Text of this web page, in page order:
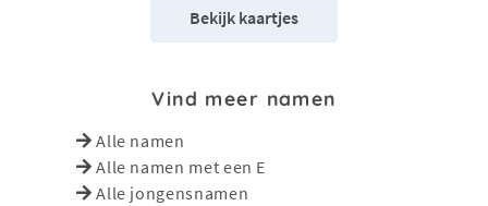
Bekijk kaartjes
Vind meer namen
Alle namen
Alle namen met een E
Alle jongensnamen